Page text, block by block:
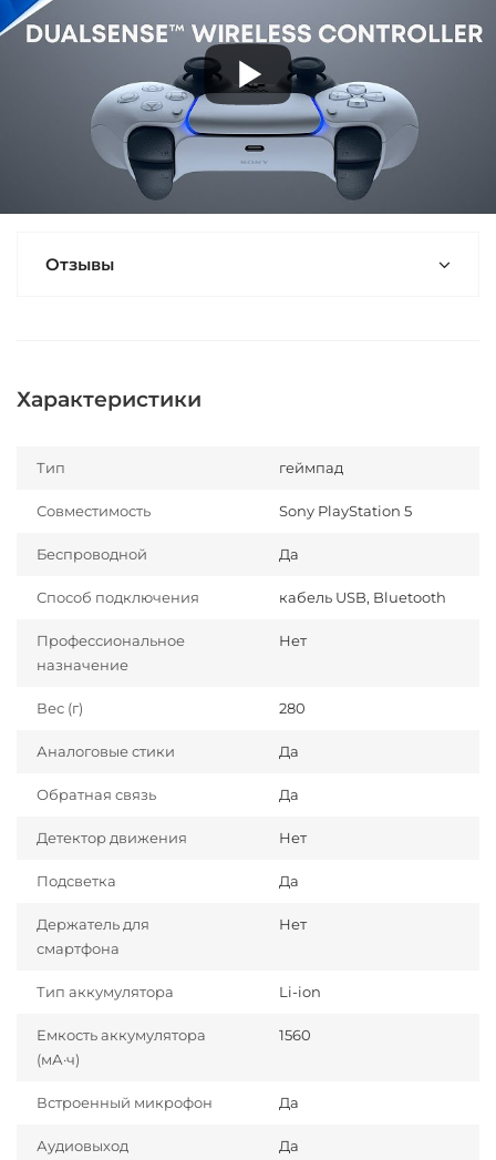
Отзывы
Характеристики
Тип геймпад
Совместимость Sony PlayStation 5
Беспроводной Да
Способ подключения кабель USB, Bluetooth
Профессиональное
назначение
Нет
Вес (г) 280
Аналоговые стики Да
Обратная связь Да
Детектор движения Нет
Подсветка Да
Держатель для
смартфона
Нет
Тип аккумулятора Li-ion
Емкость аккумулятора
(мА·ч)
1560
Встроенный микрофон Да
Аудиовыход Да